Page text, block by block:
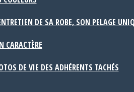
DE SA ROBE, SON PELAGE
CARACTÈRE
DE VIE DES ADHÉRENTS TACHÉS